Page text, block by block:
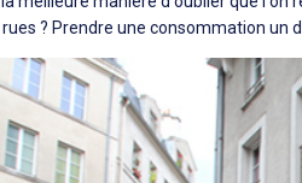
? Prendre une consommation un